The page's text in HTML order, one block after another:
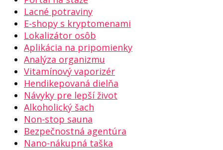
Lacné potraviny
E-shopy s kryptomenami
Lokalizátor osôb
Aplikácia na pripomienky
Analýza organizmu
Vitamínový vaporizér
Hendikepovaná dielňa
Návyky pre lepší život
Alkoholický šach
Non-stop sauna
Bezpečnostná agentúra
Nano-nákupná taška